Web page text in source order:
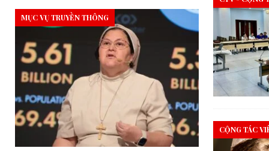
CỘNG TÁC
MỤC VỤ TRUYỀN THÔNG